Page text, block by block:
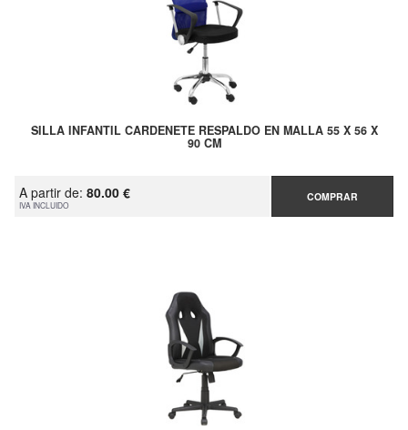
SILLA INFANTIL CARDENETE RESPALDO EN MALLA 55 X 56 X
90 CM
A partir de: 80.00 €
IVA INCLUIDO
COMPRAR